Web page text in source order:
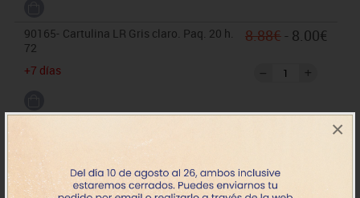
×
90165-
72
Cartulina LR Gris claro. Paq. 20 h.
+7 días
8.88€- 8.00€
73
+7 días